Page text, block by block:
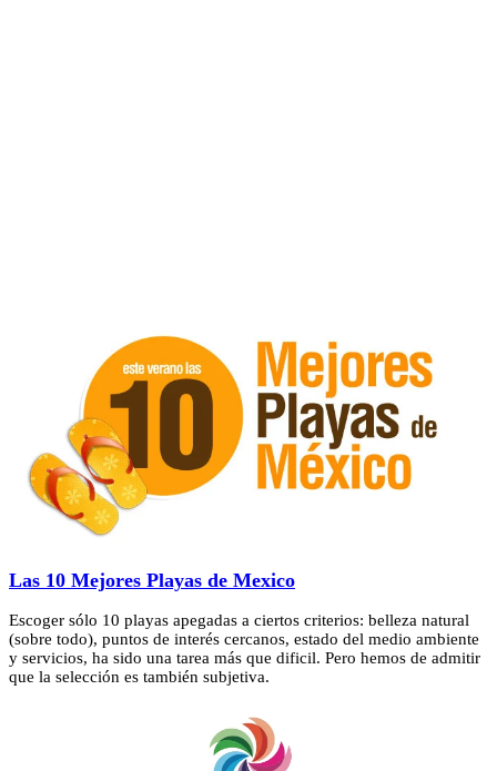
Las 10 Mejores Playas de Mexico
Escoger sólo 10 playas apegadas a ciertos criterios: belleza natural
(sobre todo), puntos de interés cercanos, estado del medio ambiente
y servicios, ha sido una tarea más que dificil. Pero hemos de admitir
que la selección es también subjetiva.